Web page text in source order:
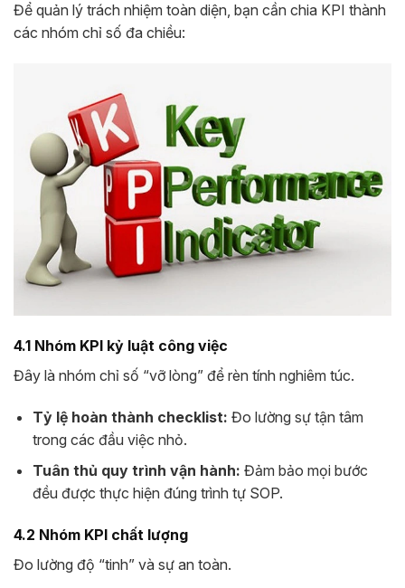
Để quản lý trách nhiệm toàn diện, bạn cần chia KPI thành
các nhóm chỉ số đa chiều:
4.1 Nhóm KPI kỷ luật công việc
Đây là nhóm chỉ số “vỡ lòng” để rèn tính nghiêm túc.
Tỷ lệ hoàn thành checklist: Đo lường sự tận tâm
trong các đầu việc nhỏ.
Tuân thủ quy trình vận hành: Đảm bảo mọi bước
đều được thực hiện đúng trình tự SOP.
4.2 Nhóm KPI chất lượng
Đo lường độ “tinh” và sự an toàn.